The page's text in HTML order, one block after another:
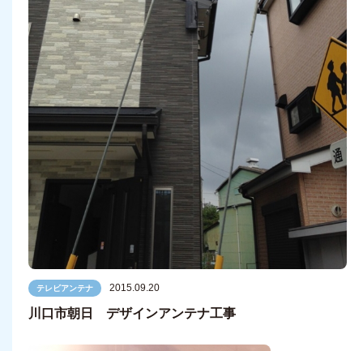
テレビアンテナ 2015.09.20
川口市朝日 デザインアンテナ工事